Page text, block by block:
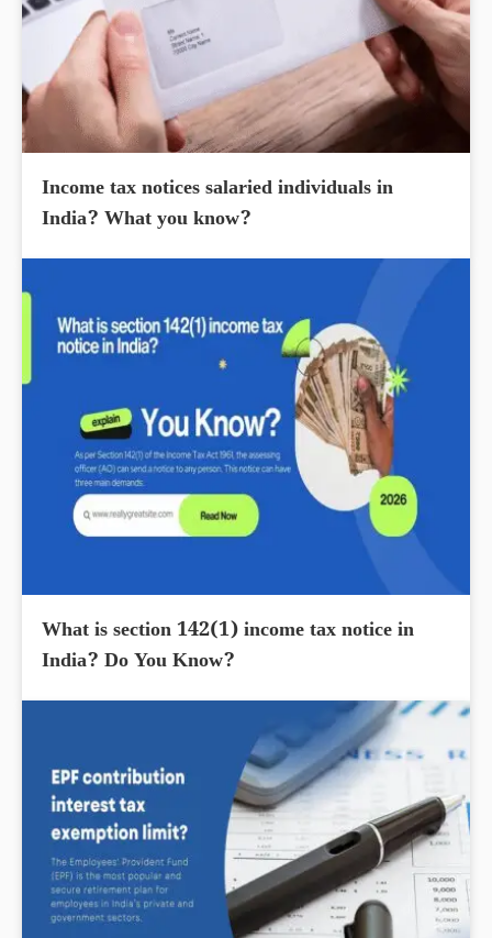
Income tax notices salaried individuals in
India? What you know?
What is section 142(1) income tax notice in
India? Do You Know?